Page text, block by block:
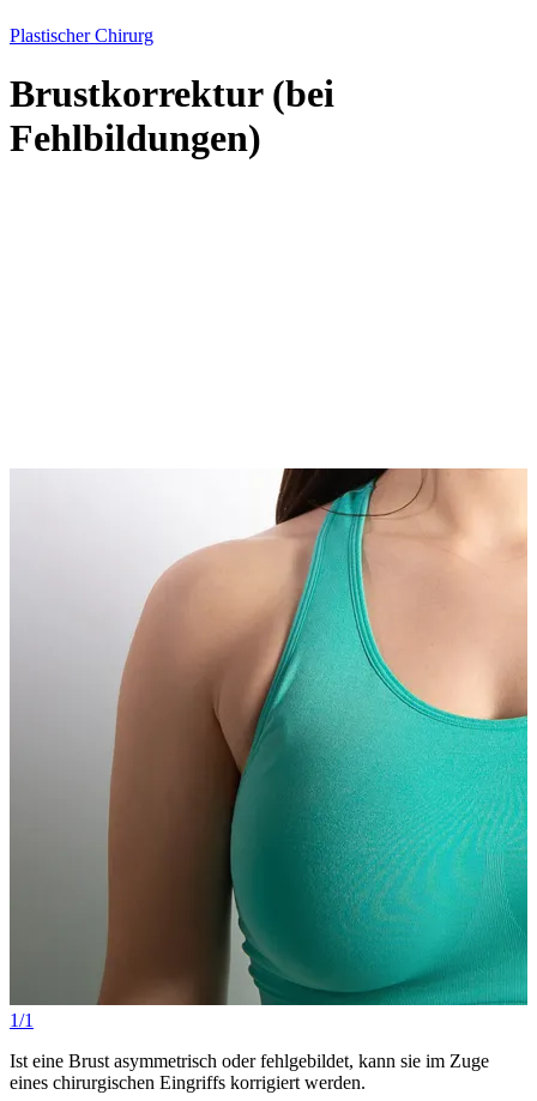
Plastischer Chirurg
Brustkorrektur (bei
Fehlbildungen)
1/1
Ist eine Brust asymmetrisch oder fehlgebildet, kann sie im Zuge
eines chirurgischen Eingriffs korrigiert werden.